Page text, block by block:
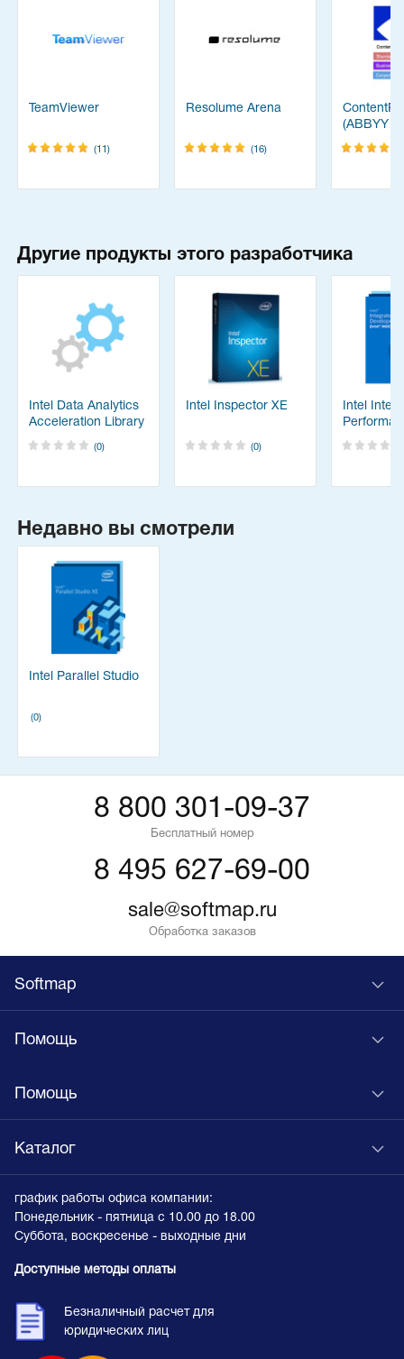
TeamViewer
(11)
Resolume Arena
(16)
(ABBYY
Другие продукты этого разработчика
Intel Data Analytics
Acceleration Library
(0)
Intel Inspector XE
(0)
Intel
Primitives
Недавно вы смотрели
Intel Parallel Studio
(0)
8 800 301-09-37
Бесплатный номер
8 495 627-69-00
sale@softmap.ru
Обработка заказов
Softmap
Помощь
Помощь
Каталог
график работы офиса компании:
Понедельник - пятница с 10.00 до 18.00
Суббота, воскресенье - выходные дни
Доступные методы оплаты
Безналичный расчет для
юридических лиц